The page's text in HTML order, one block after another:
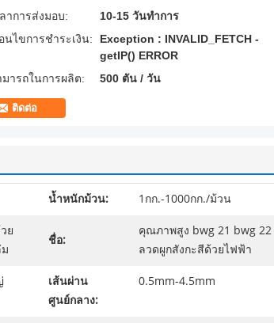
ลาการส่งมอบ:
10-15 วันทำการ
อนไขการชำระเงิน:
Exception : INVALID_FETCH -
getIP() ERROR
มารถในการผลิต:
500 ตัน / วัน
ติดต่อ
น้ำหนักม้วน: 1กก.-1000กก./ม้วน
ย
ชื่อ:
คุณภาพสูง bwg 21 bwg 22
ลวดผูกสังกะสีด้วยไฟฟ้า
เส้นผ่าน
ศูนย์กลาง:
0.5mm-4.5mm